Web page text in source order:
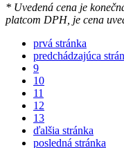
* Uvedená cena je
platcom DPH, je cena
prvá stránka
predchádzajúca
9
10
11
12
13
ďalšia stránka
posledná stránka